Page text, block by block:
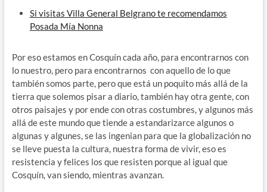
Si visitas Villa General Belgrano te recomendamos
Posada Mía Nonna
Por eso estamos en Cosquín cada año, para encontrarnos con
lo nuestro, pero para encontrarnos con aquello de lo que
también somos parte, pero que está un poquito más allá de la
tierra que solemos pisar a diario, también hay otra gente, con
otros paisajes y por ende con otras costumbres, y algunos más
allá de este mundo que tiende a estandarizarce algunos o
algunas y algunes, se las ingenian para que la globalización no
se lleve puesta la cultura, nuestra forma de vivir, eso es
resistencia y felices los que resisten porque al igual que
Cosquín, van siendo, mientras avanzan.